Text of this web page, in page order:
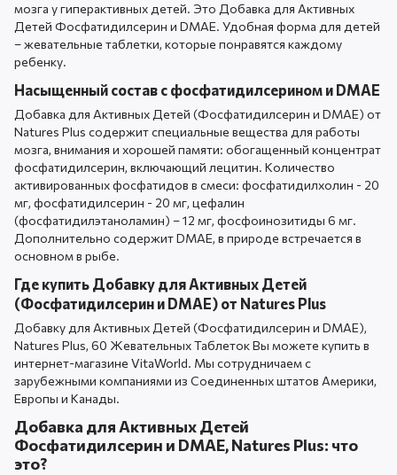
мозга у гиперактивных детей. Это Добавка для Активных
Детей Фосфатидилсерин и DMAE. Удобная форма для детей
– жевательные таблетки, которые понравятся каждому
ребенку.
Насыщенный состав с фосфатидилсерином и DMAE
Добавка для Активных Детей (Фосфатидилсерин и DMAE) от
Natures Plus содержит специальные вещества для работы
мозга, внимания и хорошей памяти: обогащенный концентрат
фосфатидилсерин, включающий лецитин. Количество
активированных фосфатидов в смеси: фосфатидилхолин - 20
мг, фосфатидилсерин - 20 мг, цефалин
(фосфатидилэтаноламин) – 12 мг, фосфоинозитиды 6 мг.
Дополнительно содержит DMAE, в природе встречается в
основном в рыбе.
Где купить Добавку для Активных Детей
(Фосфатидилсерин и DMAE) от Natures Plus
Добавку для Активных Детей (Фосфатидилсерин и DMAE),
Natures Plus, 60 Жевательных Таблеток Вы можете купить в
интернет-магазине VitaWorld. Мы сотрудничаем с
зарубежными компаниями из Соединенных штатов Америки,
Европы и Канады.
Добавка для Активных Детей
Фосфатидилсерин и DMAE, Natures Plus: что
это?